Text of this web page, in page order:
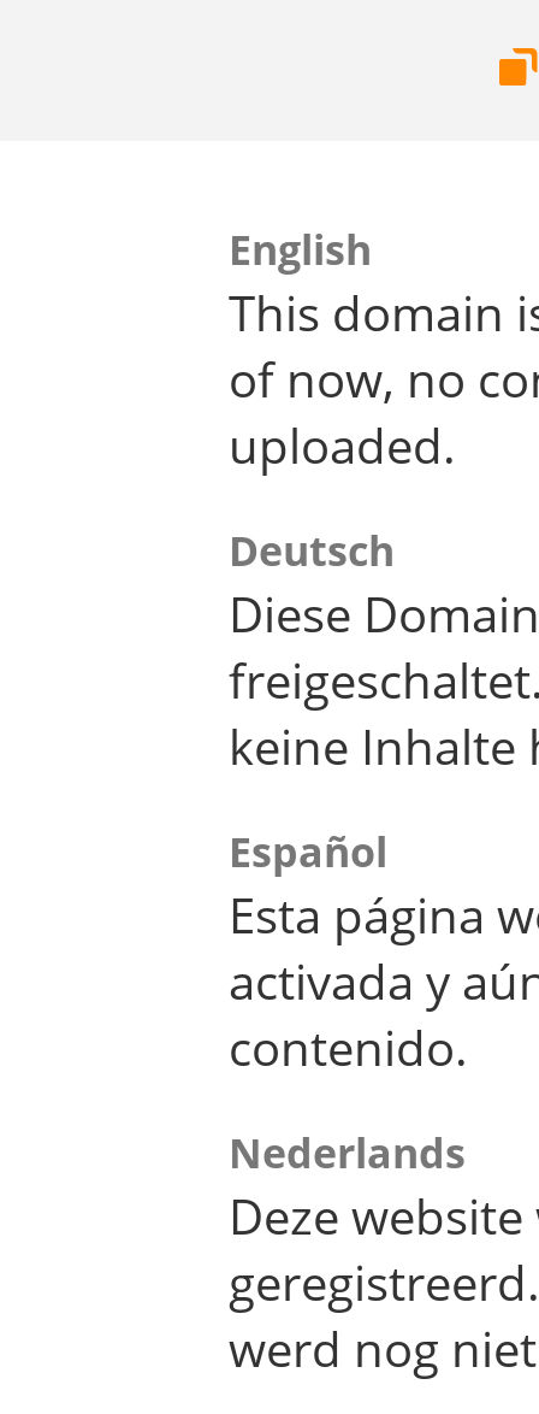
English
This domain
of now, no
uploaded.
Deutsch
Diese
keine Inhalte
Español
Esta página
activada y
contenido.
Nederlands
Deze
werd nog